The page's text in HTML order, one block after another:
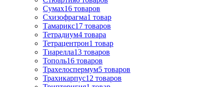
Сумах16 товаров
Схизофрагма1 товар
Тамарикс17 товаров
Тетрадиум4 товара
Тетрацентрон1 товар
Тиарелла13 товаров
Тополь16 товаров
Трахелоспермум5 товаров
Трахикарпус12 товаров